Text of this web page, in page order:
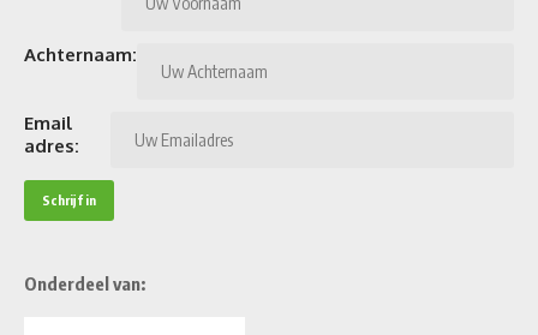
Achternaam:
Email
adres:
Onderdeel van: